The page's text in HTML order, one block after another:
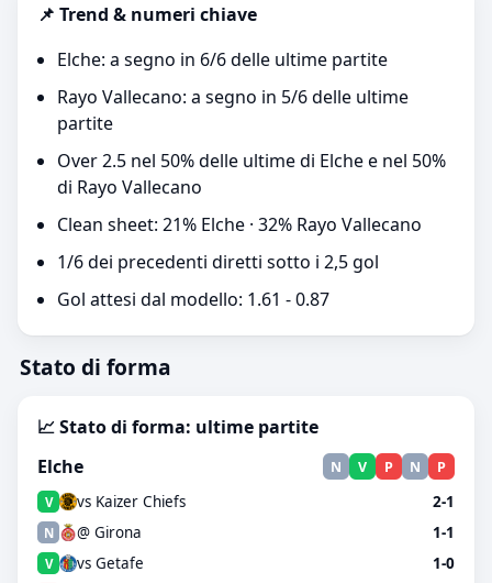
📌 Trend & numeri chiave
Elche: a segno in 6/6 delle ultime partite
Rayo Vallecano: a segno in 5/6 delle ultime
partite
Over 2.5 nel 50% delle ultime di Elche e nel 50%
di Rayo Vallecano
Clean sheet: 21% Elche · 32% Rayo Vallecano
1/6 dei precedenti diretti sotto i 2,5 gol
Gol attesi dal modello: 1.61 - 0.87
Stato di forma
📈 Stato di forma: ultime partite
Elche
N V P N P
V vs Kaizer Chiefs 2-1
N @ Girona 1-1
V vs Getafe 1-0